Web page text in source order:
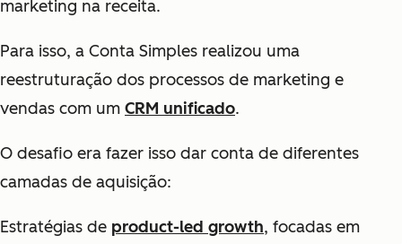
marketing na receita.
Para isso, a Conta Simples realizou uma
reestruturação dos processos de marketing e
vendas com um CRM unificado.
O desafio era fazer isso dar conta de diferentes
camadas de aquisição:
Estratégias de product-led growth, focadas em